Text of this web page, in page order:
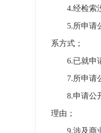
4.经检索
5.所申请
系方式；
6.已就申
7.所申请
8.申请公
理由；
9.涉及商